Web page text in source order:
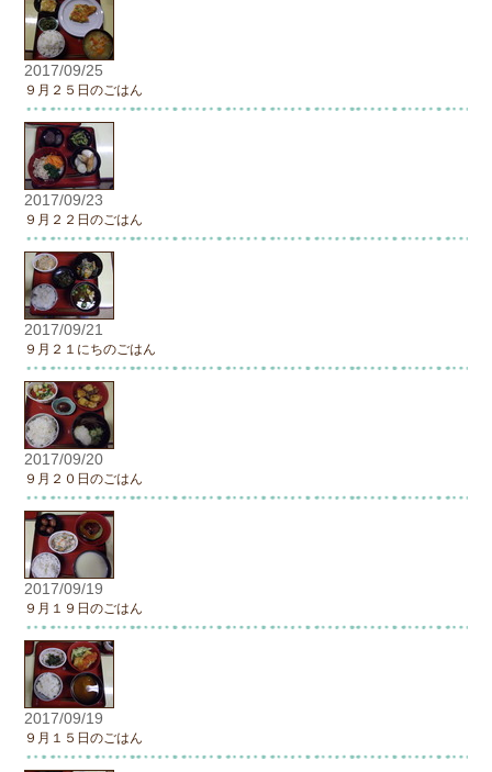
2017/09/25
９月２５日のごはん
2017/09/23
９月２２日のごはん
2017/09/21
９月２１にちのごはん
2017/09/20
９月２０日のごはん
2017/09/19
９月１９日のごはん
2017/09/19
９月１５日のごはん